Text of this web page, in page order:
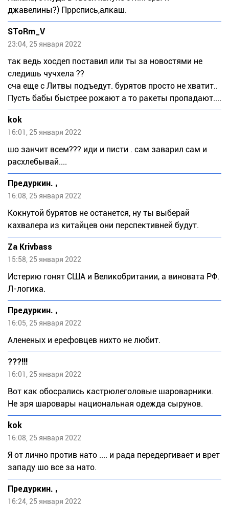
джавелины?) Пррспись,алкаш.
SToRm_V
23:04, 25 января 2022
так ведь хосдеп поставил или ты за новостями не
следишь чучхела ??
сча еще с Литвы подъедут. бурятов просто не хватит..
Пусть бабы быстрее рожают а то ракеты пропадают....
kok
16:01, 25 января 2022
шо занчит всем??? иди и писти . сам заварил сам и
расхлебывай....
Предуркин. ,
16:08, 25 января 2022
Кокнутой бурятов не останется, ну ты выберай
кахвалера из китайцев они перспективней будут.
Za Krivbass
15:58, 25 января 2022
Истерию гонят США и Великобритании, а виновата РФ.
Л-логика.
Предуркин. ,
16:05, 25 января 2022
Алененых и ерефовцев нихто не любит.
???!!!
16:01, 25 января 2022
Вот как обосрались кастрюлеголовые шароварники.
Не зря шаровары национальная одежда сырунов.
kok
16:08, 25 января 2022
Я от лично против нато .... и рада передергивает и врет
западу шо все за нато.
Предуркин. ,
16:24, 25 января 2022